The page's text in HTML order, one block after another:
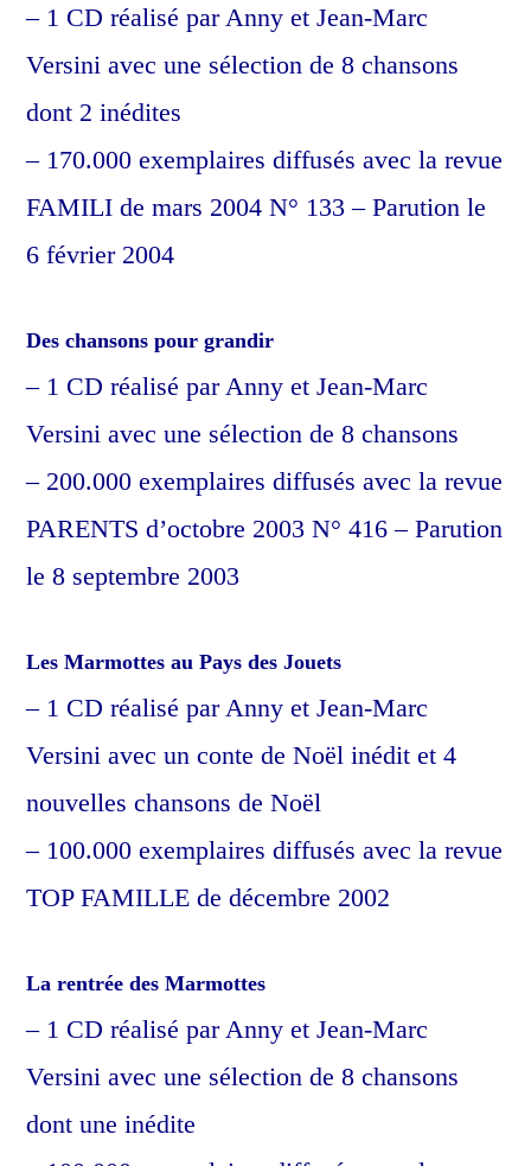
– 1 CD réalisé par Anny et Jean-Marc
Versini avec une sélection de 8 chansons
dont 2 inédites
– 170.000 exemplaires diffusés avec la revue
FAMILI de mars 2004 N° 133– Parution le
6 février 2004
Des chansons pour grandir
– 1 CD réalisé par Anny et Jean-Marc
Versini avec une sélection de 8 chansons
– 200.000 exemplaires diffusés avec la revue
PARENTS d’octobre 2003 N° 416– Parution
le 8 septembre 2003
Les Marmottes au Pays des Jouets
– 1 CD réalisé par Anny et Jean-Marc
Versini avec un conte de Noël inédit et 4
nouvelles chansons de Noël
– 100.000 exemplaires diffusés avec la revue
TOP FAMILLE de décembre 2002
La rentrée des Marmottes
– 1 CD réalisé par Anny et Jean-Marc
Versini avec une sélection de 8 chansons
dont une inédite